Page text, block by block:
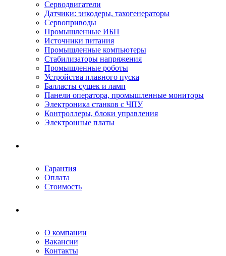
Серводвигатели
Датчики: энкодеры, тахогенераторы
Сервоприводы
Промышленные ИБП
Источники питания
Промышленные компьютеры
Стабилизаторы напряжения
Промышленные роботы
Устройства плавного пуска
Балласты сушек и ламп
Панели оператора, промышленные мониторы
Электроника станков с ЧПУ
Контроллеры, блоки управления
Электронные платы
Гарантия
Оплата
Стоимость
О компании
Вакансии
Контакты